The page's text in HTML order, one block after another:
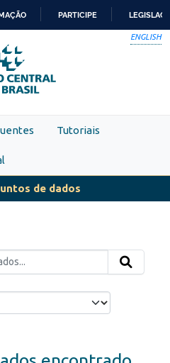
PARA
O
CONTEÚDO
PARTICIPE
ENGLISH
Tutoriais
de dados